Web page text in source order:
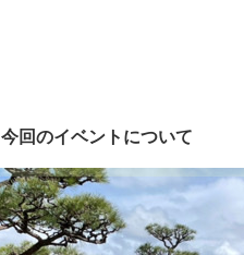
今回のイベントについて